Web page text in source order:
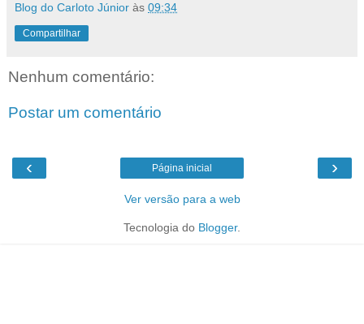
Blog do Carloto Júnior às 09:34
Compartilhar
Nenhum comentário:
Postar um comentário
‹ ›
Página inicial
Ver versão para a web
Tecnologia do Blogger.